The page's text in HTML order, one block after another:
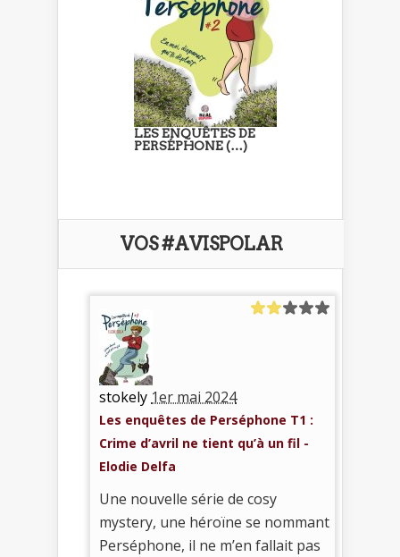
LES ENQUÊTES DE
PERSÉPHONE (…)
VOS #AVISPOLAR
stokely 1er mai 2024
Les enquêtes de Perséphone T1 :
Crime d’avril ne tient qu’à un fil -
Elodie Delfa
Une nouvelle série de cosy
mystery, une héroïne se nommant
Perséphone, il ne m’en fallait pas